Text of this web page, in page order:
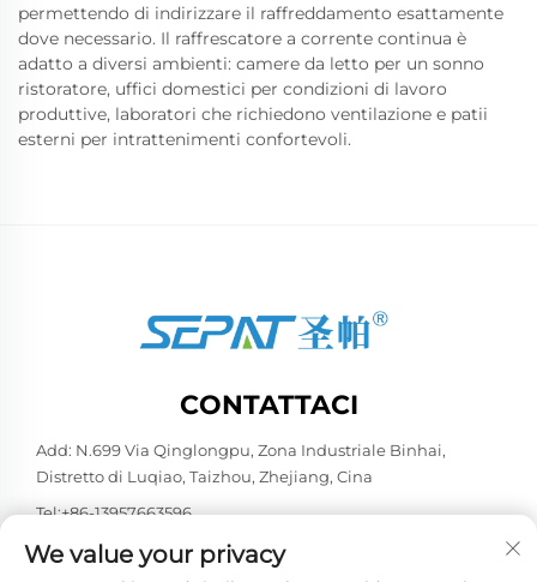
permettendo di indirizzare il raffreddamento esattamente
dove necessario. Il raffrescatore a corrente continua è
adatto a diversi ambienti: camere da letto per un sonno
ristoratore, uffici domestici per condizioni di lavoro
produttive, laboratori che richiedono ventilazione e patii
esterni per intrattenimenti confortevoli.
CONTATTACI
Add: N.699 Via Qinglongpu, Zona Industriale Binhai,
Distretto di Luqiao, Taizhou, Zhejiang, Cina
Tel:+86-13957663596
E-mail:[email protected]
We value your privacy